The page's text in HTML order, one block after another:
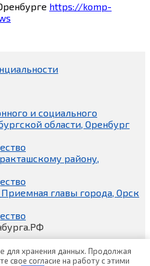
https://komp-
и социального
области, Оренбург
району,
главы города, Орск
для хранения данных. Продолжая
свое согласие на работу с этими